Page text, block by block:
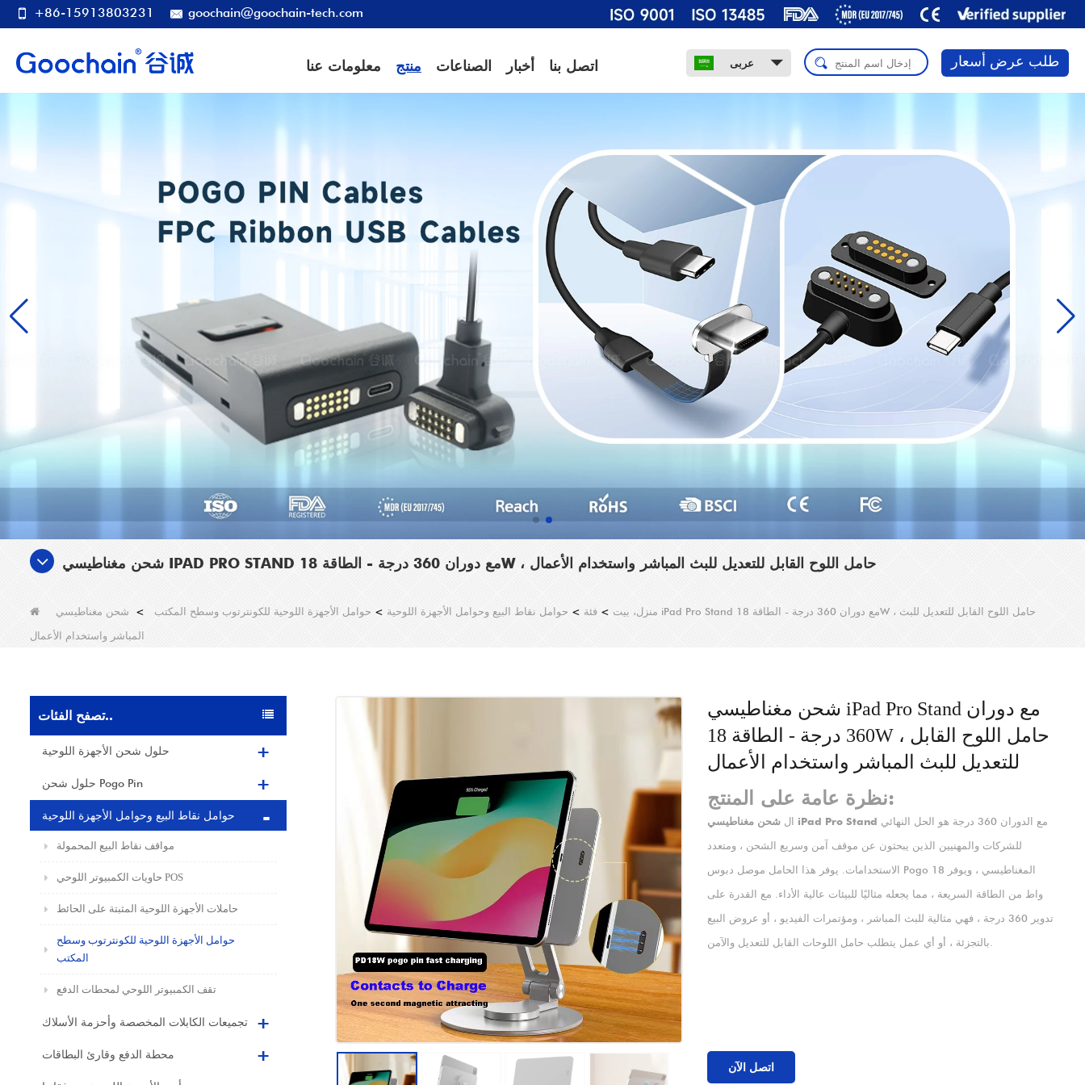
+86-15913803231 goochain@goochain-tech.com
معلومات عنا منتج الصناعات أخبار اتصل بنا عربى طلب عرض أسعار
شحن مغناطيسي IPAD PRO STAND مع دوران 360 درجة - الطاقة 18W ، حامل اللوح القابل للتعديل للبث المباشر واستخدام الأعمال
منزل، بيت > فئة > حوامل نقاط البيع وحوامل الأجهزة اللوحية > حوامل الأجهزة اللوحية للكونترتوب وسطح المكتب > شحن مغناطيسي iPad Pro Stand مع دوران 360 درجة - الطاقة 18W ، حامل اللوح القابل للتعديل للبث
المباشر واستخدام الأعمال
تصفح الفئات..
حلول شحن الأجهزة اللوحية
حلول شحن Pogo Pin
حوامل نقاط البيع وحوامل الأجهزة اللوحية
مواقف نقاط البيع المحمولة
حاويات الكمبيوتر اللوحي POS
حاملات الأجهزة اللوحية المثبتة على الحائط
حوامل الأجهزة اللوحية للكونترتوب وسطح
المكتب
تقف الكمبيوتر اللوحي لمحطات الدفع
تجميعات الكابلات المخصصة وأحزمة الأسلاك
محطة الدفع وقارئ البطاقات
شحن مغناطيسي iPad Pro Stand مع دوران
360 درجة - الطاقة 18W ، حامل اللوح القابل
للتعديل للبث المباشر واستخدام الأعمال
نظرة عامة على المنتج:
ال شحن مغناطيسي iPad Pro Stand
للشركات والمهنيين الذين يبحثون عن موقف آمن وسريع الشحن ، ومتعدد
الاستخدامات. يوفر هذا الحامل موصل دبوس Pogo المغناطيسي ، ويوفر 18
واط من الطاقة السريعة ، مما يجعله مثاليًا للبيئات عالية الأداء. مع القدرة على
تدوير 360 درجة ، فهي مثالية للبث المباشر ، ومؤتمرات الفيديو ، أو عروض البيع
اتصل الآن